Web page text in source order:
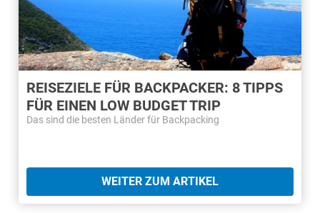
REISEZIELE FÜR BACKPACKER: 8 TIPPS
FÜR EINEN LOW BUDGET TRIP
Das sind die besten Länder für Backpacking
WEITER ZUM ARTIKEL